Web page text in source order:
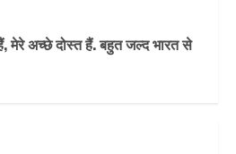
मेरे अच्छे दोस्त हैं. बहुत जल्द भारत से